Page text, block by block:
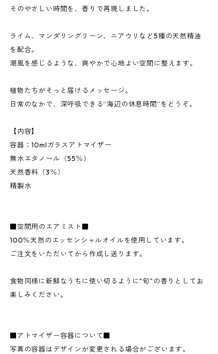
そのやさしい時間を、香りで再現しました。
ライム、マンダリングリーン、ニアウリなど5種の天然精油
を配合。
潮風を感じるような、爽やかで心地よい空間に整えます。
植物たちがそっと届けるメッセージ。
日常のなかで、深呼吸できる“海辺の休息時間”をどうぞ。
【内容】
容器：10mlガラスアトマイザー
無水エタノール（55％）
天然香料（3％）
精製水
■空間用のエアミスト■
100％天然のエッセンシャルオイルを使用しています。
ご注文をいただいてから作成し送ります。
食物同様に新鮮なうちに使い切るように"旬"の香りとしてお
楽しみください。
■アトマイザー容器について■
写真の容器はデザインが変更される場合がございます。